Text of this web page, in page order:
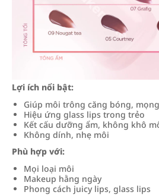
Lợi ích nổi bật:
Giúp môi trông căng bóng,
Hiệu ứng glass lips trong trẻo
Kết cấu dưỡng ẩm, không khô
Không dính, nhẹ môi
Phù hợp với:
Mọi loại môi
Makeup hằng ngày
Phong cách juicy lips, glass lips